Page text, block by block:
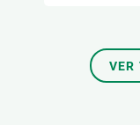
VER